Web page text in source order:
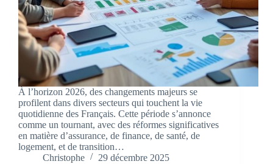
À l’horizon 2026, des changements majeurs se
profilent dans divers secteurs qui touchent la vie
quotidienne des Français. Cette période s’annonce
comme un tournant, avec des réformes significatives
en matière d’assurance, de finance, de santé, de
logement, et de transition…
Christophe
29 décembre 2025